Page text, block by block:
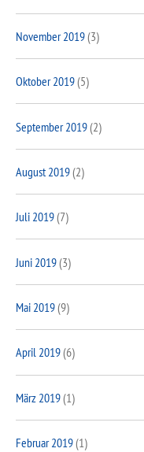
November 2019(3)
Oktober 2019(5)
September 2019(2)
August 2019(2)
Juli 2019(7)
Juni 2019(3)
Mai 2019(9)
April 2019(6)
März 2019(1)
Februar 2019(1)